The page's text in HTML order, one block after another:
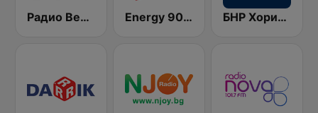
Радио Веселина 99.1 FM Energy 90's Only БНР Хоризонт (BNR Horizont)